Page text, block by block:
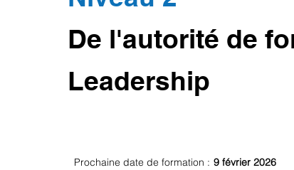
De l'autorité de
Leadership
Prochaine date de formation : 9 février 2026